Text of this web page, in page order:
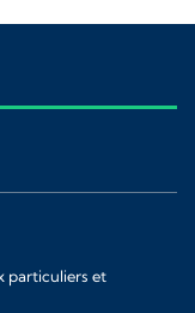
particuliers et